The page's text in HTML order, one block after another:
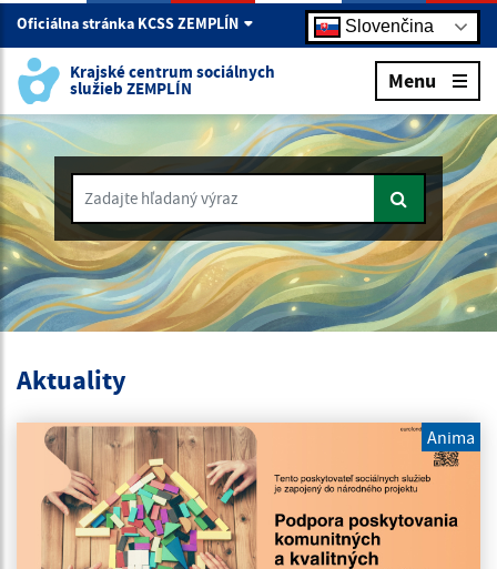
Oficiálna stránka KCSS ZEMPLÍN Slovenčina
Krajské centrum sociálnych
služieb ZEMPLÍN Menu
Zadajte hľadaný výraz
Aktuality
Anima